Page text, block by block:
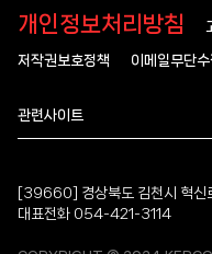
개인정보처리방침
저작권보호정책 이메일무단
관련사이트
[39660] 경상북도 김천시 혁신
대표전화 054-421-3114